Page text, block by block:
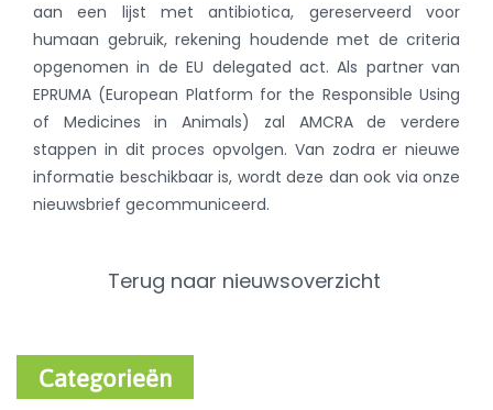
aan een lijst met antibiotica, gereserveerd voor
humaan gebruik, rekening houdende met de criteria
opgenomen in de EU delegated act. Als partner van
EPRUMA (European Platform for the Responsible Using
of Medicines in Animals) zal AMCRA de verdere
stappen in dit proces opvolgen. Van zodra er nieuwe
informatie beschikbaar is, wordt deze dan ook via onze
nieuwsbrief gecommuniceerd.
Terug naar nieuwsoverzicht
Categorieën